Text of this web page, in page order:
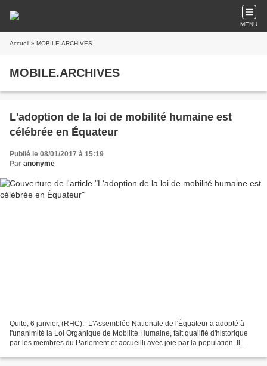
MENU
Accueil » MOBILE.ARCHIVES
MOBILE.ARCHIVES
L'adoption de la loi de mobilité humaine est
célébrée en Équateur
Publié le 08/01/2017 à 15:19
Par anonyme
Quito, 6 janvier, (RHC).- L'Assemblée Nationale de l'Équateur a adopté à
l'unanimité la Loi Organique de Mobilité Humaine, fait qualifié d'historique
par les membres du Parlement et accueilli avec joie par la population. Il